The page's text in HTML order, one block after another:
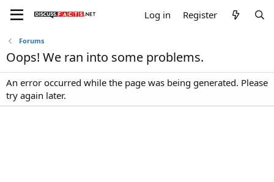
Log in Register
Forums
Oops! We ran into some problems.
An error occurred while the page was being generated. Please
try again later.